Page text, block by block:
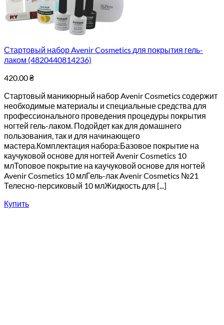
Стартовый набор Avenir Cosmetics для покрытия гель-
лаком (4820440814236)
420.00₴
Стартовый маникюрный набор Avenir Cosmetics содержит
необходимые материалы и специальные средства для
профессионального проведения процедуры покрытия
ногтей гель-лаком. Подойдет как для домашнего
пользования, так и для начинающего
мастера.Комплектация набора:Базовое покрытие на
каучуковой основе для ногтей Avenir Cosmetics 10
млТоповое покрытие на каучуковой основе для ногтей
Avenir Cosmetics 10 млГель-лак Avenir Cosmetics №21
Телесно-персиковый 10 млЖидкость для [...]
Купить